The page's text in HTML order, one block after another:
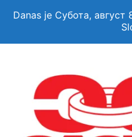
Danas je Субота,